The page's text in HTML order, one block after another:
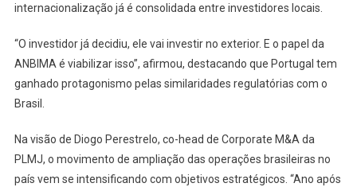
internacionalização já é consolidada entre investidores locais.
“O investidor já decidiu, ele vai investir no exterior. E o papel da
ANBIMA é viabilizar isso”, afirmou, destacando que Portugal tem
ganhado protagonismo pelas similaridades regulatórias com o
Brasil.
Na visão de Diogo Perestrelo, co-head de Corporate M&A da
PLMJ, o movimento de ampliação das operações brasileiras no
país vem se intensificando com objetivos estratégicos. “Ano após